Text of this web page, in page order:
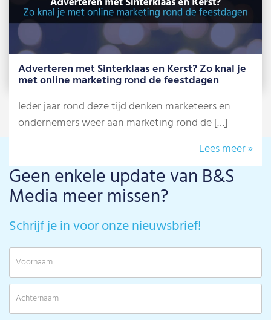
Lees meer »
Adverteren met Sinterklaas en Kerst? Zo knal je
met online marketing rond de feestdagen
Ieder jaar rond deze tijd denken marketeers en
ondernemers weer aan marketing rond de […]
Lees meer »
Geen enkele update van B&S
Media meer missen?
Schrijf je in voor onze nieuwsbrief!